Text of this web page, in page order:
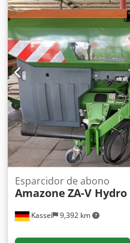
dispositivo de rodillo y
iluminación de trabajo,
de pesaje, 16 unidades
Kassel 9,392 km
Esparcidor de abono
Amazone ZA-V